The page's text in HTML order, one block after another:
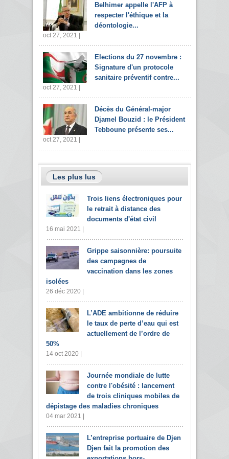
Belhimer appelle l'AFP à
respecter l'éthique et la
déontologie...
oct 27, 2021 |
Elections du 27 novembre :
Signature d'un protocole
sanitaire préventif contre...
oct 27, 2021 |
Décès du Général-major
Djamel Bouzid : le Président
Tebboune présente ses...
oct 27, 2021 |
Les plus lus
Trois liens électroniques pour
le retrait à distance des
documents d'état civil
16 mai 2021 |
Grippe saisonnière: poursuite
des campagnes de
vaccination dans les zones
isolées
26 déc 2020 |
L’ADE ambitionne de réduire
le taux de perte d’eau qui est
actuellement de l’ordre de
50%
14 oct 2020 |
Journée mondiale de lutte
contre l'obésité : lancement
de trois cliniques mobiles de
dépistage des maladies chroniques
04 mar 2021 |
L’entreprise portuaire de Djen
Djen fait la promotion des